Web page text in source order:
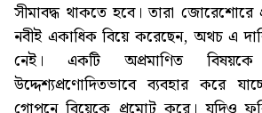
সীমাবদ্ধ থাকতে হবে। তারা
নবীই একাধিক বিয়ে করেছেন, অথচ এ
নেই। একটি অপ্রমাণিত বিষয়কে
উদ্দেশ্যপ্রণোদিতভাবে ব্যবহার করে